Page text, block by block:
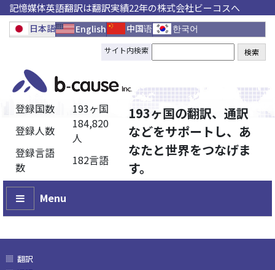
記憶媒体英語翻訳は翻訳実績22年の株式会社ビーコスへ